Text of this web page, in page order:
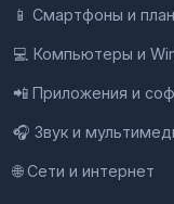
📱 Смартфоны и
💻 Компьютеры и
📲 Приложения и
🎧 Звук и
🌐 Сети и интернет